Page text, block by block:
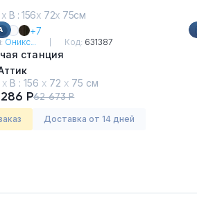
х В : 156х 72х 75см
+7
Оникс... Код: 631387
станция
х В : 156 х 72 х 75 см
Р62 673 Р
заказ Доставка от 14 дней